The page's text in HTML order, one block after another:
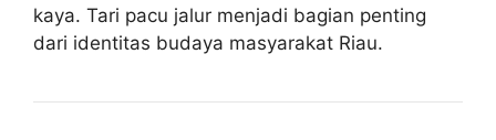
kaya. Tari pacu jalur menjadi bagian penting
dari identitas budaya masyarakat Riau.